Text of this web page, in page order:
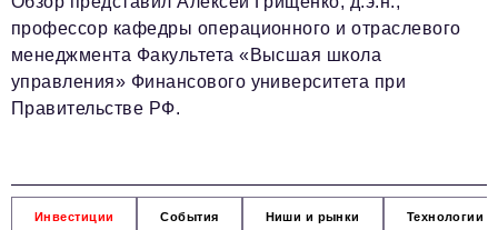
профессор кафедры операционного и отраслевого
менеджмента Факультета «Высшая школа
управления» Финансового университета при
Правительстве РФ.
Инвестиции События Ниши и рынки Технологии